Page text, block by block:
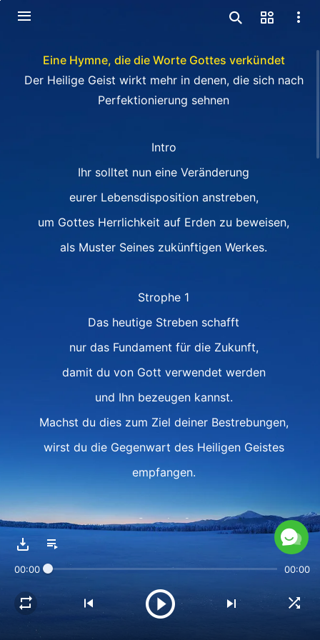
Eine Hymne, die die Worte Gottes verkündet
Der Heilige Geist wirkt mehr in denen, die sich nach
Perfektionierung sehnen
Intro
Ihr solltet nun eine Veränderung
eurer Lebensdisposition anstreben,
um Gottes Herrlichkeit auf Erden zu beweisen,
als Muster Seines zukünftigen Werkes.
Strophe 1
Das heutige Streben schafft
nur das Fundament für die Zukunft,
damit du von Gott verwendet werden
und Ihn bezeugen kannst.
Machst du dies zum Ziel deiner Bestrebungen,
wirst du die Gegenwart des Heiligen Geistes
empfangen.
Strophe 2
und Gott perfektioniert dich.
Dies ist der Weg des Heiligen Geistes.
Den Weg, auf dem der Heilige Geist die Menschen
00:00 00:00